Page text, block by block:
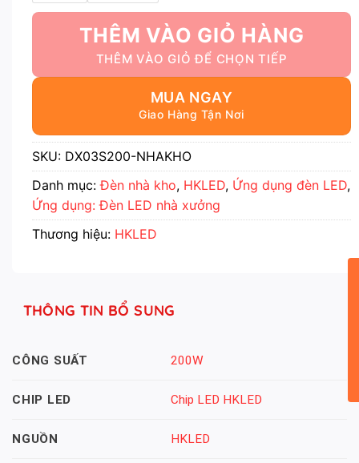
THÊM VÀO GIỎ HÀNG
MUA NGAY
SKU: DX03S200-NHAKHO
Danh mục:Đèn nhà kho, HKLED, Ứng dụng đèn LED,
Ứng dụng: Đèn LED nhà xưởng
Thương hiệu: HKLED
THÔNG TIN BỔ SUNG
CÔNG SUẤT 200W
CHIP LED Chip LED HKLED
NGUỒN HKLED